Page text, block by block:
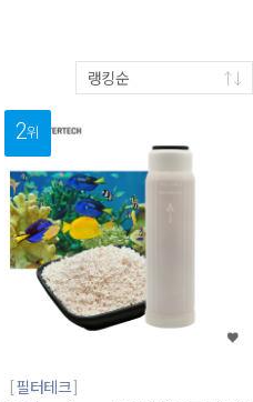
랭킹순
2위
필터테크